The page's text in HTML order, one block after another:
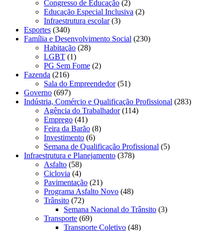
Congresso de Educação (2)
Educação Especial Inclusiva (2)
Infraestrutura escolar(3)
Esportes (340)
Família e Desenvolvimento Social (230)
Habitação (28)
LGBT (1)
PG Sem Fome (2)
Fazenda (216)
Sala do Empreendedor(51)
Governo (697)
Indústria, Comércio e Qualificação Profissional (283)
Agência do Trabalhador(114)
Emprego (41)
Feira da Barão (8)
Investimento (6)
Semana de Qualificação Profissional (5)
Infraestrutura e Planejamento (378)
Asfalto (58)
Ciclovia (4)
Pavimentação (21)
Programa Asfalto Novo (48)
Trânsito (72)
Semana Nacional do Trânsito (3)
Transporte (69)
Transporte Coletivo (48)